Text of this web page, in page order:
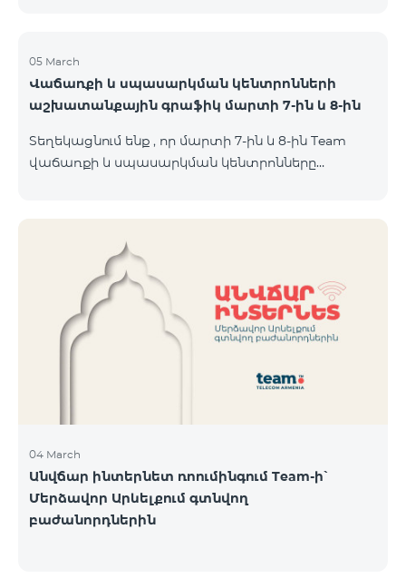
05 March
Վաճառքի և սպասարկման կենտրոնների
աշխատանքային գրաֆիկ մարտի 7-ին և 8-ին
Տեղեկացնում ենք , որ մարտի 7-ին և 8-ին Team
վաճառքի և սպասարկման կենտրոնները
գյուղ ՎևՍԿ հասցե "Տելեկոմ Արմենիա" ԲԲԸ
Աշխատանքային ժամեր Երկ-Ուրբ Շաբաթ-07․03
Կիրակի-08․03 Երևան Կենտրոն Իսակովի
պողոտա 3/7 09:00-18:00 09:00-18:00 10:00-19:00
Երևան Կենտրոն Խորենացու փողոց 26/26 09:00-
04 March
Անվճար ինտերնետ ռոումինգում Team-ի՝
Մերձավոր Արևելքում գտնվող
բաժանորդներին